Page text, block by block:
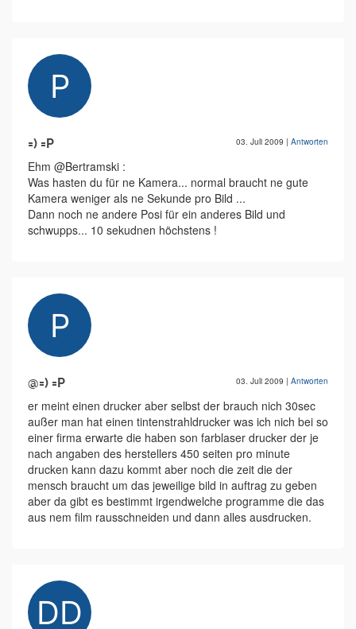
=) =P 03. Juli 2009 | Antworten
Ehm @Bertramski :
Was hasten du für ne Kamera... normal braucht ne gute
Kamera weniger als ne Sekunde pro Bild ...
Dann noch ne andere Posi für ein anderes Bild und
schwupps... 10 sekudnen höchstens !
@=) =P 03. Juli 2009 | Antworten
er meint einen drucker aber selbst der brauch nich 30sec
außer man hat einen tintenstrahldrucker was ich nich bei so
einer firma erwarte die haben son farblaser drucker der je
nach angaben des herstellers 450 seiten pro minute
drucken kann dazu kommt aber noch die zeit die der
mensch braucht um das jeweilige bild in auftrag zu geben
aber da gibt es bestimmt irgendwelche programme die das
aus nem film rausschneiden und dann alles ausdrucken.